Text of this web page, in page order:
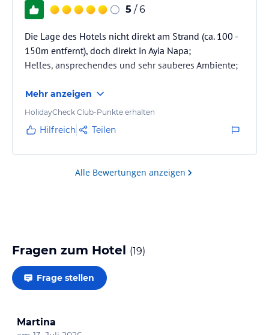
5 / 6
Die Lage des Hotels nicht direkt am Strand (ca. 100 -
150m entfernt), doch direkt in Ayia Napa;
Helles, ansprechendes und sehr sauberes Ambiente;
Mehr anzeigen
HolidayCheck Club-Punkte erhalten
Hilfreich Teilen
Alle Bewertungen anzeigen
Fragen zum Hotel (19)
Frage stellen
Martina